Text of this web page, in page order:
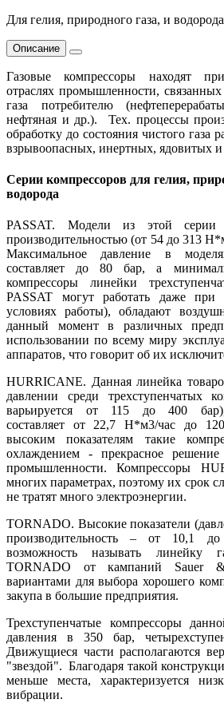
Для гелия, природного газа, и водорода
Описание
Газовые компрессоры находят
отраслях промышленности,
газа потребителю
нефтяная и др.). Тех. процессы
обработку до состояния чистого газа
взрывоопасных, инертных, ядовитых и
Серии компрессоров для гелия,
водорода
PASSAT. Модели из этой серии
производительностью (от 54 до 313
Максимальное давление в
составляет до 80 бар, а
компрессоры линейки
PASSAT могут работать даже при
условиях работы), обладают
данный момент в различных
использовании по всему миру
аппаратов, что говорит об их
HURRICANE. Данная линейка
давлении среди трехступенчатых
варьируется от 115 до 400 бар),
составляет от 22,7 Н*м3/час до
высоким показателям такие
охлаждением - прекрасное
промышленности. Компрессоры
многих параметрах, поэтому их срок
не тратят много электроэнергии.
TORNADO. Высокие показатели
производительность – от 10,1
возможность называть линейку
TORNADO от кампаний Sauer
вариантами для выбора хорошего
закупа в большие предприятия.
Трехступенчатые компрессоры
давления в 350 бар,
Движущиеся части располагаются
"звездой". Благодаря такой
меньше места, характеризуется
вибрации.